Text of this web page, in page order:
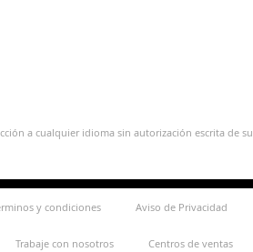
a cualquier idioma sin autorización escrita de su
y condiciones Aviso de Privacidad
Trabaje con nosotros Centros de ventas